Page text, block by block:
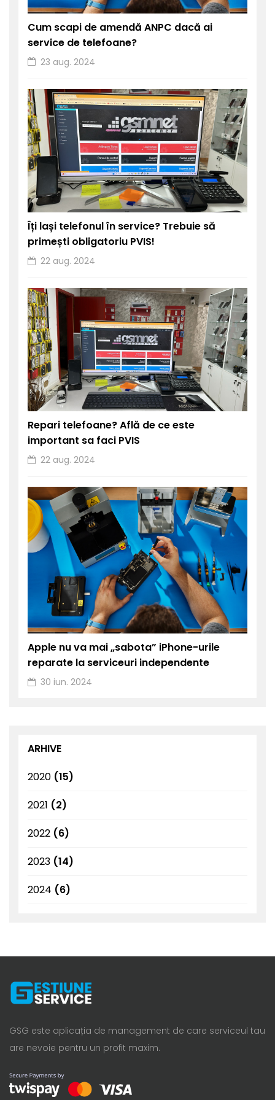
Cum scapi de amendă ANPC dacă ai
service de telefoane?
23 aug. 2024
Îți lași telefonul în service? Trebuie să
primești obligatoriu PVIS!
22 aug. 2024
Repari telefoane? Află de ce este
important sa faci PVIS
22 aug. 2024
Apple nu va mai „sabota” iPhone-urile
reparate la serviceuri independente
30 iun. 2024
ARHIVE
2020 (15)
2021 (2)
2022 (6)
2023 (14)
2024 (6)
GSG este aplicația de management de care serviceul tau
are nevoie pentru un profit maxim.